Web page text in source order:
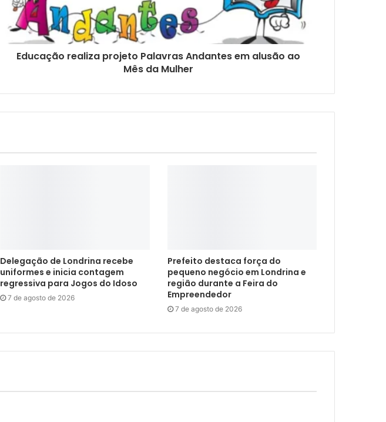
Educação realiza projeto Palavras Andantes em alusão ao
Mês da Mulher
Delegação de Londrina recebe
uniformes e inicia contagem
regressiva para Jogos do Idoso
7 de agosto de 2026
Prefeito destaca força do
pequeno negócio em Londrina e
região durante a Feira do
Empreendedor
7 de agosto de 2026